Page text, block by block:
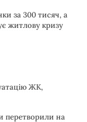
за 300 тисяч, а
житлову кризу
ЖК,
перетворили на